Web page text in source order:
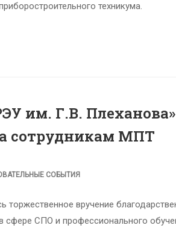
техникума.
им. Г.В.
сотрудникам МПТ
СОБЫТИЯ
вручение
сфере СПО и профессионального